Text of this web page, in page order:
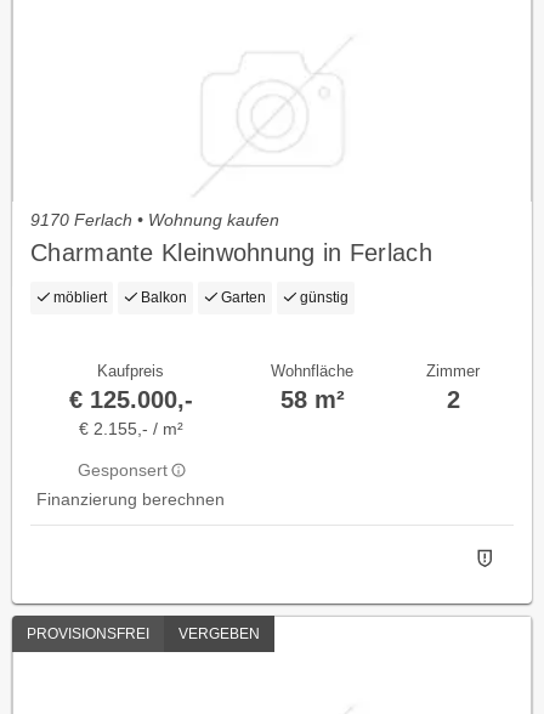
9170 Ferlach • Wohnung kaufen
Charmante Kleinwohnung in Ferlach
möbliert Balkon Garten günstig
Kaufpreis
€ 125.000,-
€ 2.155,- / m²
Gesponsert
Finanzierung berechnen
Wohnfläche
58 m²
Zimmer
2
PROVISIONSFREI VERGEBEN